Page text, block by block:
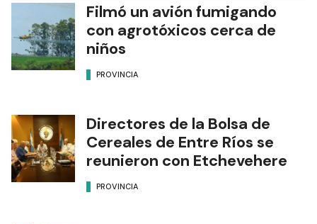
Filmó un avión fumigando
con agrotóxicos cerca de
niños
PROVINCIA
Directores de la Bolsa de
Cereales de Entre Ríos se
reunieron con Etchevehere
PROVINCIA